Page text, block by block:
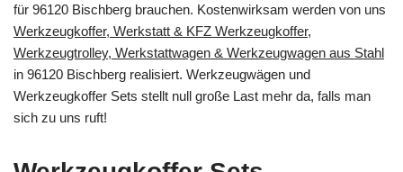
für 96120 Bischberg brauchen. Kostenwirksam werden von uns
Werkzeugkoffer, Werkstatt & KFZ Werkzeugkoffer,
Werkzeugtrolley, Werkstattwagen & Werkzeugwagen aus Stahl
in 96120 Bischberg realisiert. Werkzeugwägen und
Werkzeugkoffer Sets stellt null große Last mehr da, falls man
sich zu uns ruft!